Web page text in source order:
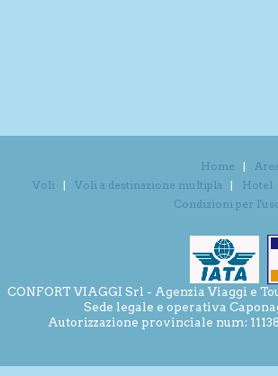
Home
Voli
Voli a destinazione multipla Hotel
Condizioni per
CONFORT VIAGGI Srl - Agenzia Viaggi e
Sede legale e operativa
Autorizzazione provinciale num: